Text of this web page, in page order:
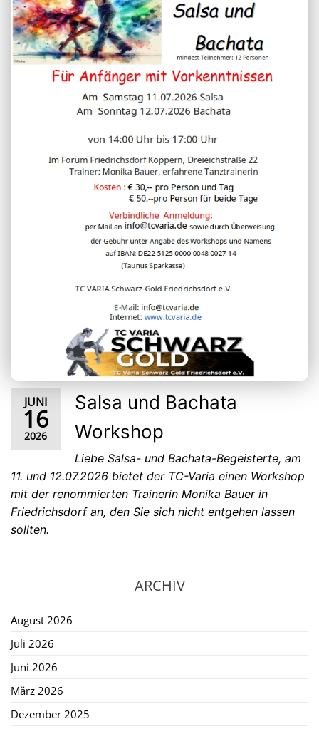
JUNI
16
2026
Salsa und Bachata
Workshop
Liebe Salsa- und Bachata-Begeisterte, am
11. und 12.07.2026 bietet der TC-Varia einen Workshop
mit der renommierten Trainerin Monika Bauer in
Friedrichsdorf an, den Sie sich nicht entgehen lassen
sollten.
ARCHIV
August 2026
Juli 2026
Juni 2026
März 2026
Dezember 2025